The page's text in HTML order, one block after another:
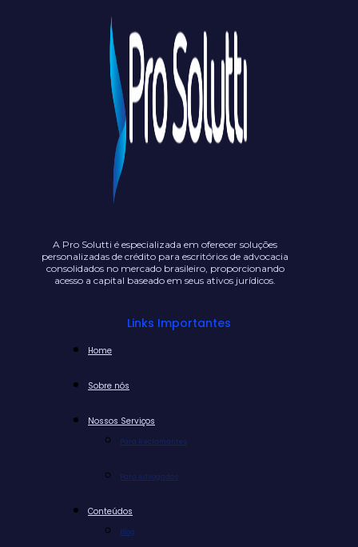
A Pro Solutti é especializada em oferecer soluções
personalizadas de crédito para escritórios de advocacia
consolidados no mercado brasileiro, proporcionando
acesso a capital baseado em seus ativos jurídicos.
Links Importantes
Home
Sobre nós
Nossos Serviços
Para Reclamantes
Para Advogados
Conteúdos
Blog